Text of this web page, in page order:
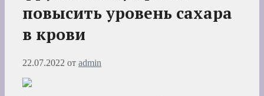
повысить уровень сахара
в крови
22.07.2022 от admin